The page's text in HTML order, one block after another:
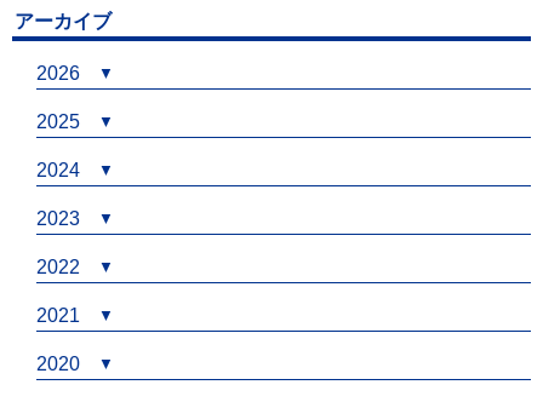
アーカイブ
2026
2025
2024
2023
2022
2021
2020